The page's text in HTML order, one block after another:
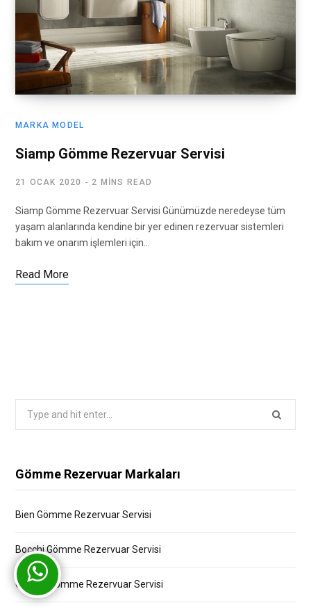
MARKA MODEL
Siamp Gömme Rezervuar Servisi
21 OCAK 2020 2 MINS READ
Siamp Gömme Rezervuar Servisi Günümüzde neredeyse tüm
yaşam alanlarında kendine bir yer edinen rezervuar sistemleri
bakım ve onarım işlemleri için…
Read More
Gömme Rezervuar Markaları
Bien Gömme Rezervuar Servisi
Bocchi Gömme Rezervuar Servisi
Creavit Gömme Rezervuar Servisi